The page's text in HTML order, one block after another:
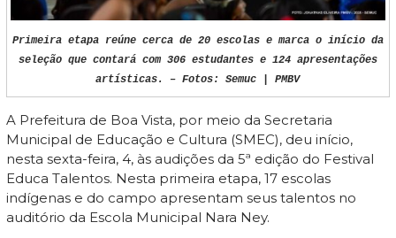
Primeira etapa reúne cerca de 20 escolas e marca o início da
seleção que contará com 306 estudantes e 124 apresentações
artísticas. – Fotos: Semuc | PMBV
A Prefeitura de Boa Vista, por meio da Secretaria
Municipal de Educação e Cultura (SMEC), deu início,
nesta sexta-feira, 4, às audições da 5ª edição do Festival
Educa Talentos. Nesta primeira etapa, 17 escolas
indígenas e do campo apresentam seus talentos no
auditório da Escola Municipal Nara Ney.